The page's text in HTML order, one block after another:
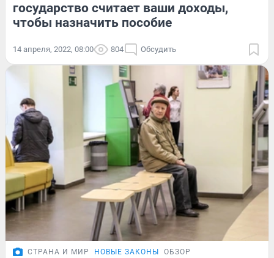
государство считает ваши доходы,
чтобы назначить пособие
14 апреля, 2022, 08:00 804 Обсудить
СТРАНА И МИР НОВЫЕ ЗАКОНЫ ОБЗОР